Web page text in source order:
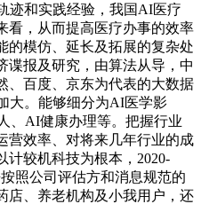
迹和实践经验，我国AI医疗
看，从而提高医疗办事的效率
的模仿、延长及拓展的复杂处
谍报及研究，由算法从导，中
、百度、京东为代表的大数据
大。能够细分为AI医学影
、AI健康办理等。把握行业
营效率、对将来几年行业的成
计较机科技为根本，2020-
照公司评估方和消息规范的
店、养老机构及小我用户，还